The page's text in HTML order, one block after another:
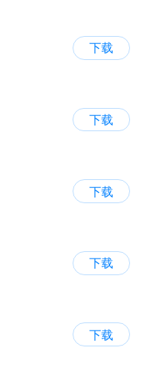
下载
下载
下载
下载
下载